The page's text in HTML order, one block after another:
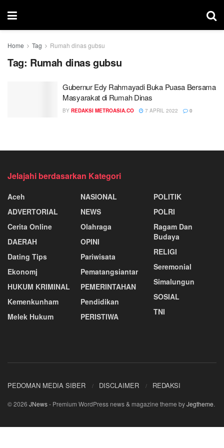
Home Tag Rumah dinas gubsu
Tag: Rumah dinas gubsu
Gubernur Edy Rahmayadi Buka Puasa Bersama
Masyarakat di Rumah Dinas
BY REDAKSI METROASIA.CO 7 APRIL 2022 0
Jelajahi berdasarkan Kategori
Aceh
ADVERTORIAL
Cerita Online
DAERAH
Dating Tips
Ekonomj
HUKUM KRIMINAL
Kemenkunham
Melek Hukum
NASIONAL
NEWS
Olahraga
OPINI
Pariwisata
Pematangsiantar
PEMERINTAHAN
Pendidikan
PERISTIWA
POLITIK
POLRI
Ragam Dan
Budaya
RELIGI
Seremonial
Simalungun
SOSIAL
TNI
PEDOMAN MEDIA SIBER DISCLAIMER REDAKSI
© 2026 JNews- Premium WordPress news & magazine theme byJegtheme.